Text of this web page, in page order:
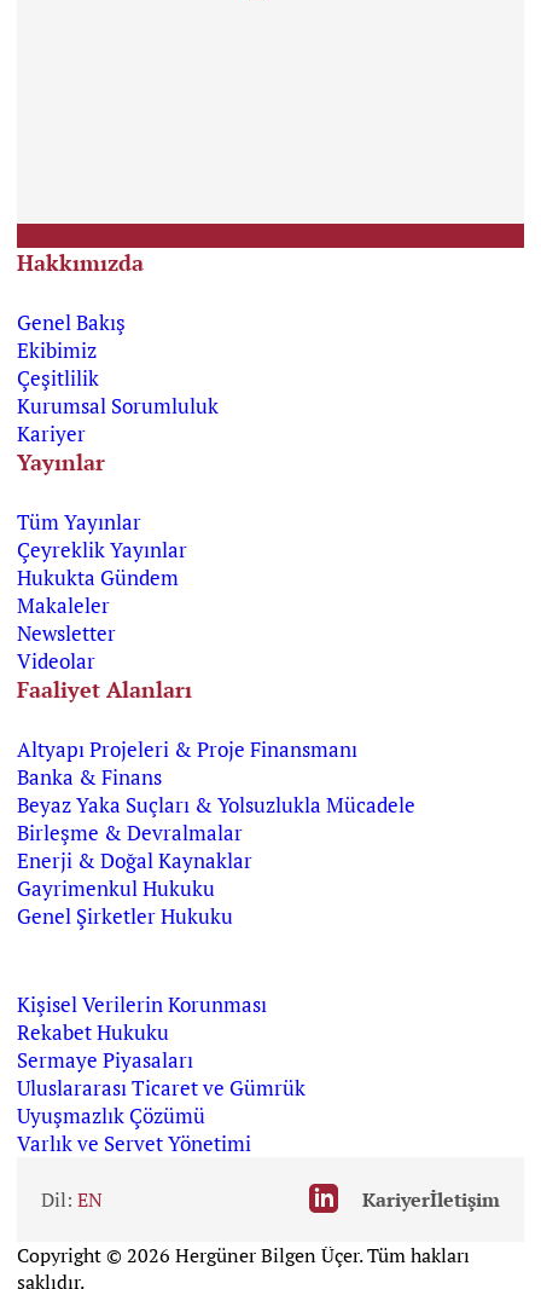
Hakkımızda
Genel Bakış
Ekibimiz
Çeşitlilik
Kurumsal Sorumluluk
Kariyer
Yayınlar
Tüm Yayınlar
Çeyreklik Yayınlar
Hukukta Gündem
Makaleler
Newsletter
Videolar
Faaliyet Alanları
Altyapı Projeleri & Proje Finansmanı
Banka & Finans
Beyaz Yaka Suçları & Yolsuzlukla Mücadele
Birleşme & Devralmalar
Enerji & Doğal Kaynaklar
Gayrimenkul Hukuku
Genel Şirketler Hukuku
Kişisel Verilerin Korunması
Rekabet Hukuku
Sermaye Piyasaları
Uluslararası Ticaret ve Gümrük
Uyuşmazlık Çözümü
Varlık ve Servet Yönetimi
Dil: EN Kariyerİletişim
Copyright © 2026 Hergüner Bilgen Üçer. Tüm hakları
saklıdır.